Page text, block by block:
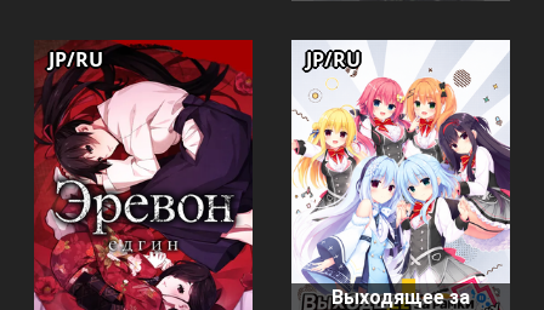
JP/RU
Выходящее за
JP/RU